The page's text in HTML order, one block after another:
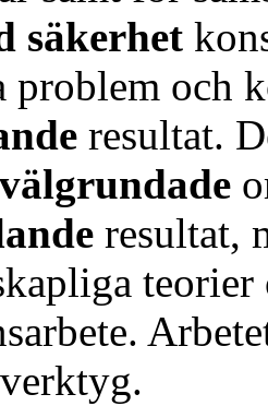
säkerhet
problem och
resultat.
välgrundade
resultat,